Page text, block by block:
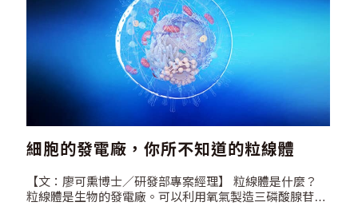
細胞的發電廠，你所不知道的粒線體
【文：廖可熏博士／研發部專案經理】 粒線體是什麼？
粒線體是生物的發電廠。可以利用氧氣製造三磷酸腺苷